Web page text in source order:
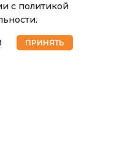
ИП Хрипунов Сергей
с политикой
ПРИНЯТЬ
В
наличии
Корзина Мой аккаунт